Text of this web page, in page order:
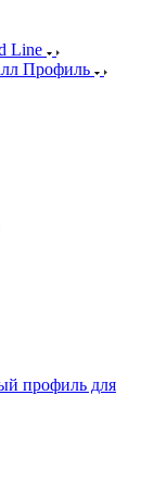
Line
Профиль
профиль для